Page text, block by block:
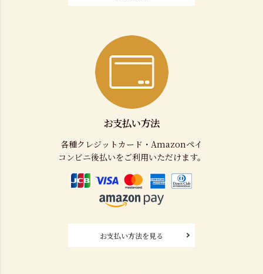
お支払い方法
各種クレジットカード・Amazonペイ
コンビニ後払いをご利用いただけます。
お支払い方法を見る